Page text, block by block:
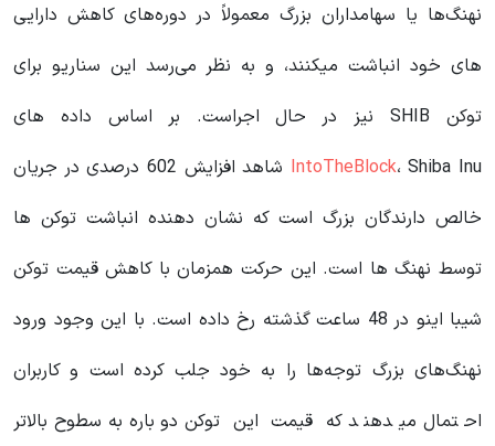
نهنگ‌ها یا سهامداران بزرگ معمولاً در دوره‌های کاهش دارایی
های خود انباشت میکنند، و به نظر می‌رسد این سناریو برای
توکن SHIB نیز در حال اجراست. بر اساس داده های
IntoTheBlock
، Shiba Inu شاهد افزایش 602 درصدی در جریان
خالص دارندگان بزرگ است که نشان دهنده انباشت توکن ها
توسط نهنگ ها است. این حرکت همزمان با کاهش قیمت توکن
شیبا اینو در 48 ساعت گذشته رخ داده است. با این وجود ورود
نهنگ‌های بزرگ توجه‌ها را به خود جلب کرده است و کاربران
احتمال میدهند که قیمت این توکن دوباره به‌سطوح بالاتر